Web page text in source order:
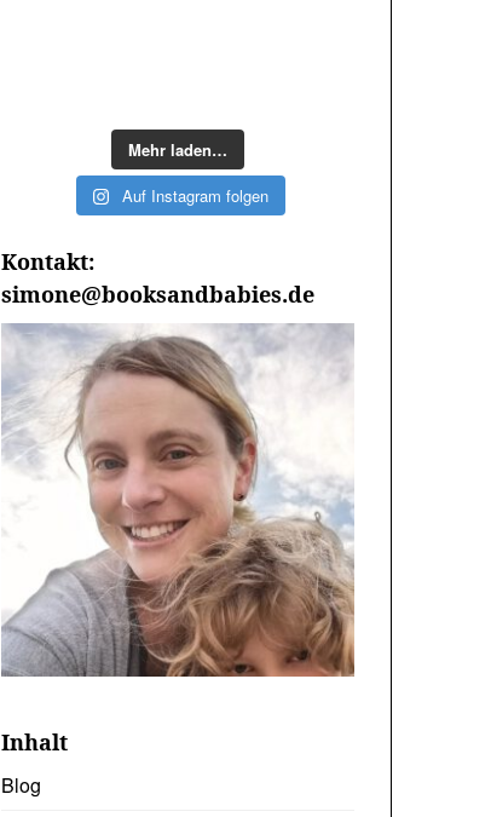
Mehr laden…
Auf Instagram folgen
Kontakt:
simone@booksandbabies.de
Inhalt
Blog